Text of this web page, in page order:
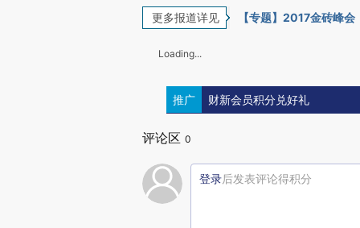
更多报道详见 【专题】2017金砖峰会
Loading...
推广 财新会员积分兑好礼
评论区 0
登录后发表评论得积分